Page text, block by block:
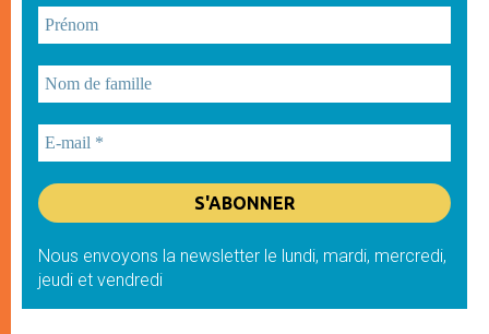
Nous envoyons la newsletter le lundi, mardi, mercredi,
jeudi et vendredi